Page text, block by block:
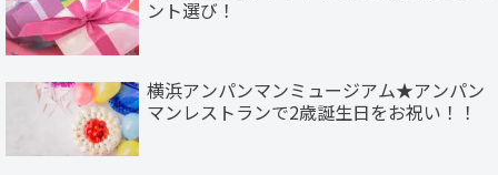
ント選び！
横浜アンパンマンミュージアム★アンパン
マンレストランで2歳誕生日をお祝い！！